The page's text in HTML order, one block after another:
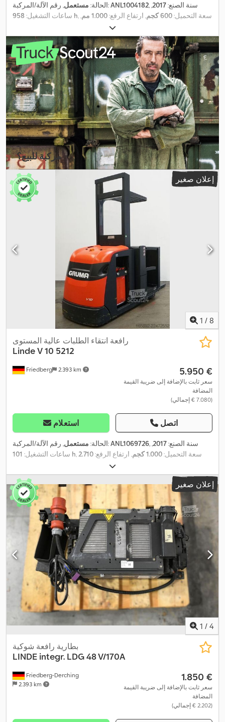
الحالة: مستعمل , رقم الآلة/المركبة:ANL1004182 , سنة الصنع:2017
,
ساعات التشغيل: 958 h , سعة التحميل:600 كجم , ارتفاع الرفع:1.000 مم
,
, نوع السارية:
465 آه
, جهد البطارية: 24 V , عرض إطار الشوكة:560 مم
, طول الشوكات:
1.150 مم
, وزن فارغ:1.650 كجم , الارتفاع الكلي: 1.620 مم
, الطول الكلي:
2.870 مم
, العرض الكلي:1.015 مم , وقود:كهرباء ,
مركبة للبيع؟
إنشاء إعلان إعلان صغير
1 / 8
Friedberg 2.393 km
رافعة انتقاء الطلبات عالية المستوى
LindeV 10 5212
‏5.950 €
سعر ثابت بالإضافة إلى ضريبة القيمة
المضافة
(‏7.080 € إجمالي)
استعلام اتصل
الحالة: مستعمل , رقم الآلة/المركبة:ANL1069726 , سنة الصنع:2017
,
ساعات التشغيل: 101 h , سعة التحميل:1.000 كجم , ارتفاع الرفع:2.710
600 مم
البطارية:500 آه , جهد البطارية: 24 V , عرض إطار الشوكة:560 مم
, طول
الشوكات:800 مم , وزن فارغ:2.000 كجم , الارتفاع الكلي:2.530 مم
,
الطول الكلي:
, العرض الكلي: 1.200 مم , وقود: كهرباء ,
إعلان صغير
1 / 4
Friedberg-Derching
2.393 km
بطارية رافعة شوكية
LINDE integr. LDG 48 V/170A
‏1.850 €
سعر ثابت بالإضافة إلى ضريبة القيمة
المضافة
(‏2.202 € إجمالي)